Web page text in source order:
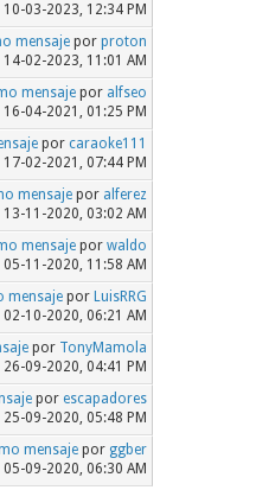
10-03-2023, 12:34 PM
mensajepor proton
14-02-2023, 11:01 AM
mensajepor alfseo
16-04-2021, 01:25 PM
por caraoke111
17-02-2021, 07:44 PM
mensajepor alferez
13-11-2020, 03:02 AM
mensajepor waldo
05-11-2020, 11:58 AM
mensajepor LuisRRG
02-10-2020, 06:21 AM
por TonyMamola
26-09-2020, 04:41 PM
por escapadores
25-09-2020, 05:48 PM
mensajepor ggber
05-09-2020, 06:30 AM